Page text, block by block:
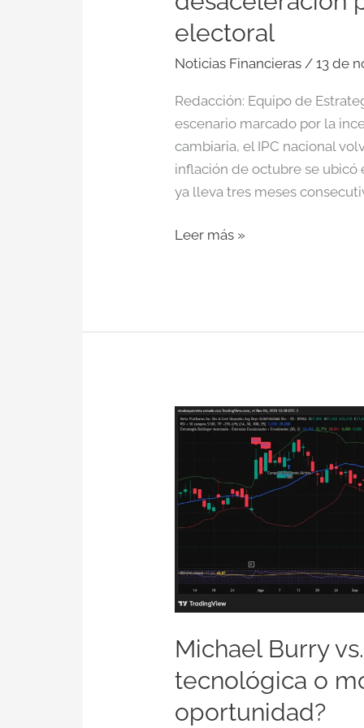
electoral
Noticias Financieras /13 de
Redacción: Equipo de
escenario marcado por la
cambiaria, el IPC nacional
inflación de octubre se ubicó
ya lleva tres meses
Leer más »
Michael Burry
tecnológica o
oportunidad?
Michael
la
IA:
¿Burbuja
o
momento
oportunidad?